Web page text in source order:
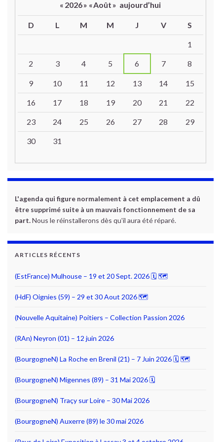
« 2026» «Août » aujourd’hui
D L M M J V S
1
2 3 4 5 6 7 8
9 10 11 12 13 14 15
16 17 18 19 20 21 22
23 24 25 26 27 28 29
30 31
L'agenda qui figure normalement à cet emplacement a dû
être supprimé suite à un mauvais fonctionnement de sa
part.Nous le réinstallerons dès qu'il aura été réparé.
ARTICLES RÉCENTS
(EstFrance) Mulhouse – 19 et 20 Sept. 2026 🗓 🗺
(HdF) Oignies (59) – 29 et 30 Aout 2026 🗺
(Nouvelle Aquitaine) Poitiers – Collection Passion 2026
(RAn) Neyron (01) – 12 juin 2026
(BourgogneN) La Roche en Brenil (21) – 7 Juin 2026 🗓 🗺
(BourgogneN) Migennes (89) – 31 Mai 2026 🗓
(BourgogneN) Traçy sur Loire – 30 Mai 2026
(BourgogneN) Auxerre (89) le 30 mai 2026